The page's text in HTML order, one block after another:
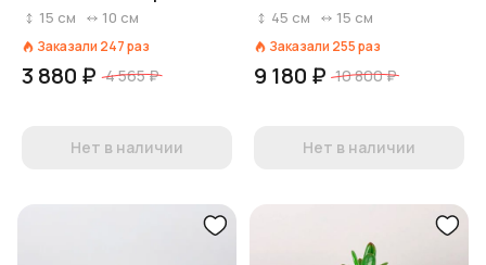
15 см 10 см
Заказали 247раз
3 880 ₽ 4 565 ₽
Нет в наличии
45 см 15 см
Заказали 255раз
9 180 ₽ 10 800 ₽
Нет в наличии